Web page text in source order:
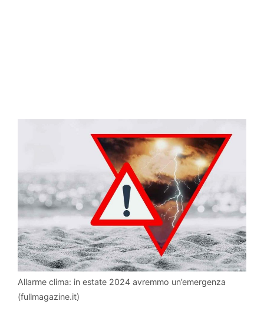
Allarme clima: in estate 2024 avremmo un’emergenza
(fullmagazine.it)